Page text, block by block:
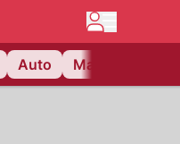
Auto Matchcenter